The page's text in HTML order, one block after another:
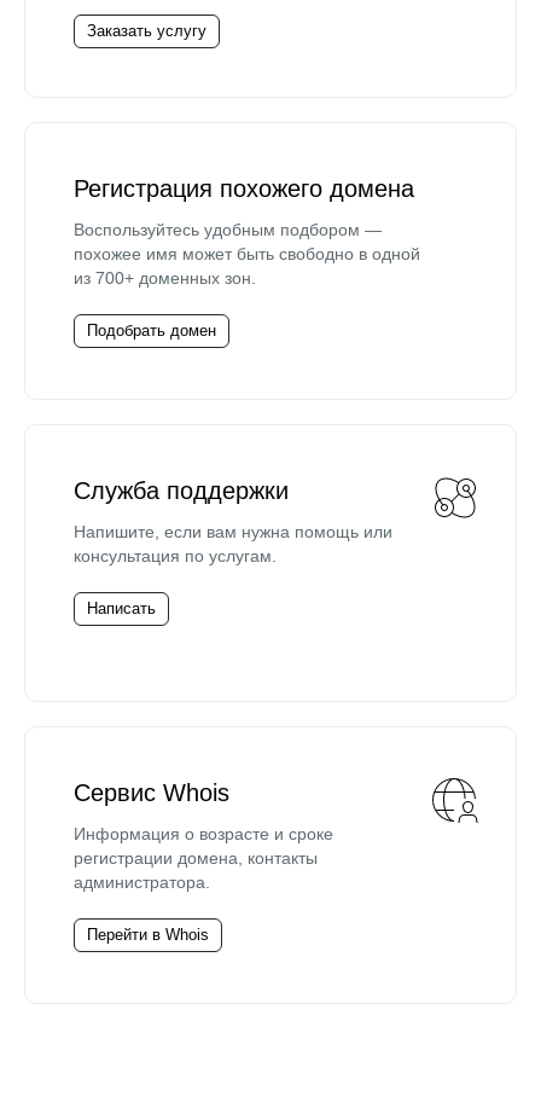
Заказать услугу
Регистрация похожего домена
Воспользуйтесь удобным подбором —
похожее имя может быть свободно в одной
из 700+ доменных зон.
Подобрать домен
Служба поддержки
Напишите, если вам нужна помощь или
консультация по услугам.
Написать
Сервис Whois
Информация о возрасте и сроке
регистрации домена, контакты
администратора.
Перейти в Whois